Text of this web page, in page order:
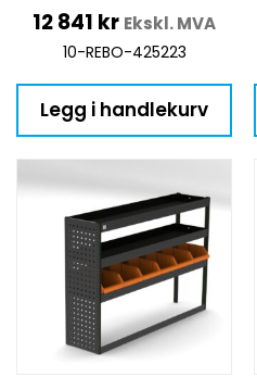
12 841 kr Ekskl. MVA
10-REBO-425223
Legg i handlekurv